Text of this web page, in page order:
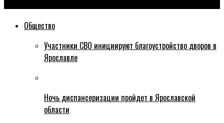
Общество
Участники СВО инициируют благоустройство дворов в
Ярославле
Ночь диспансеризации пройдет в Ярославской
области